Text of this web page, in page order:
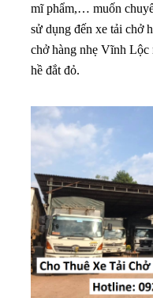
mĩ phẩm,… muốn
sử dụng đến xe tải chở
chở hàng nhẹ Vĩnh Lộc
hề đắt đỏ.